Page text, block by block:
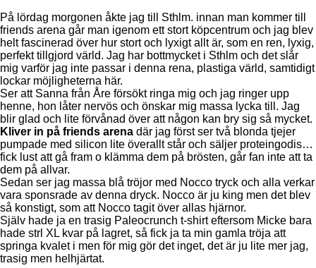
På lördag morgonen åkte jag till Sthlm. innan man kommer till
friends arena går man igenom ett stort köpcentrum och jag blev
helt fascinerad över hur stort och lyxigt allt är, som en ren, lyxig,
perfekt tillgjord värld. Jag har bottmycket i Sthlm och det slår
mig varför jag inte passar i denna rena, plastiga värld, samtidigt
lockar möjligheterna här.
Ser att Sanna från Åre försökt ringa mig och jag ringer upp
henne, hon låter nervös och önskar mig massa lycka till. Jag
blir glad och lite förvånad över att någon kan bry sig så mycket.
Kliver in på friends arena där jag först ser två blonda tjejer
pumpade med silicon lite överallt står och säljer proteingodis…
fick lust att gå fram o klämma dem på brösten, går fan inte att ta
dem på allvar.
Sedan ser jag massa blå tröjor med Nocco tryck och alla verkar
vara sponsrade av denna dryck. Nocco är ju king men det blev
så konstigt, som att Nocco tagit över allas hjärnor.
Själv hade ja en trasig Paleocrunch t-shirt eftersom Micke bara
hade strl XL kvar på lagret, så fick ja ta min gamla tröja att
springa kvalet i men för mig gör det inget, det är ju lite mer jag,
trasig men helhjärtat.